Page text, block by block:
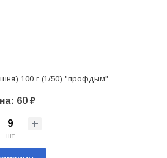
100 г (1/50) "профдым"
60 ₽
шт